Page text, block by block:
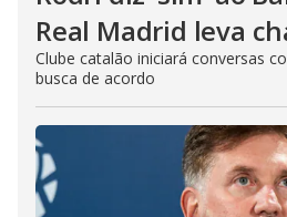
Real Madrid leva
Clube catalão iniciará conversas
busca de acordo